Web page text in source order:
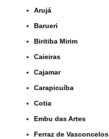
Arujá
Barueri
Biritiba Mirim
Caieiras
Cajamar
Carapicuíba
Cotia
Embu das Artes
Ferraz de Vasconcelos